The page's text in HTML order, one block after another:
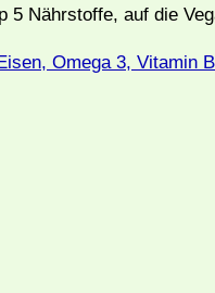
5 Nährstoffe, auf die
Omega 3, Vitamin